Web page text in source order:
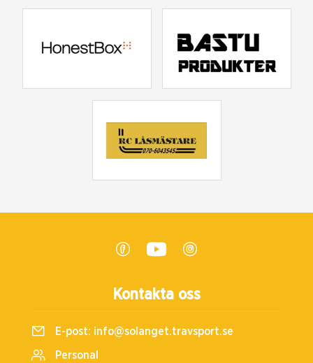
Kontakta oss
E-post: info@solanget.travsport.se
Personal